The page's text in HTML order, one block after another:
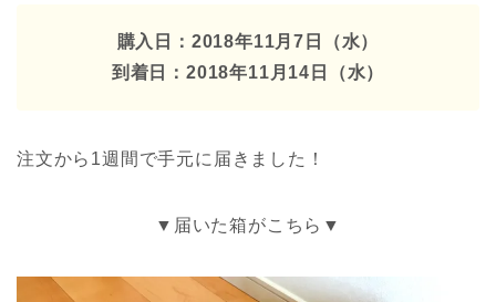
購入日：2018年11月7日（水）
到着日：2018年11月14日（水）
注文から1週間で手元に届きました！
▼届いた箱がこちら▼